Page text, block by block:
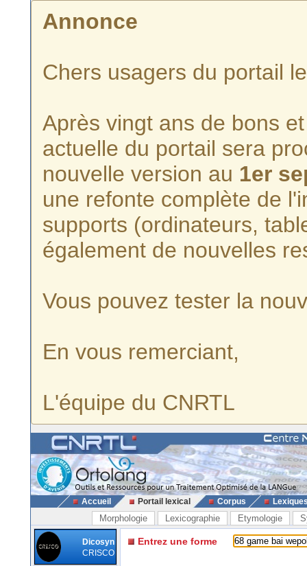
Annonce
Chers usagers du portail
Après vingt ans de bons
actuelle du portail sera
nouvelle version au 1er
une refonte complète de
supports (ordinateurs,
également de nouvelles
Vous pouvez tester la
En vous remerciant,
L'équipe du CNRTL
Accueil Portail lexical Corpus
Morphologie Lexicographie Etymologie
Dicosyn
CRISCO
Entrez une forme